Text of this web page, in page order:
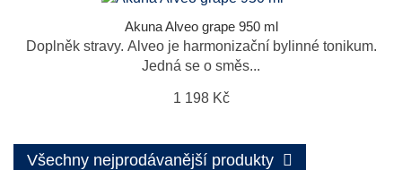
Akuna Alveo grape 950 ml
Doplněk stravy. Alveo je harmonizační bylinné tonikum.
Jedná se o směs...
1 198 Kč
Všechny nejprodávanější produkty